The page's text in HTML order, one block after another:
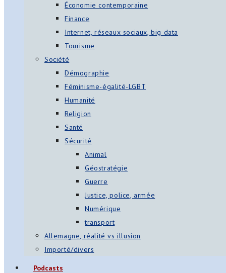
Économie contemporaine
Finance
Internet, réseaux sociaux, big data
Tourisme
Société
Démographie
Féminisme-égalité-LGBT
Humanité
Religion
Santé
Sécurité
Animal
Géostratégie
Guerre
Justice, police, armée
Numérique
transport
Allemagne, réalité vs illusion
Importé/divers
Podcasts